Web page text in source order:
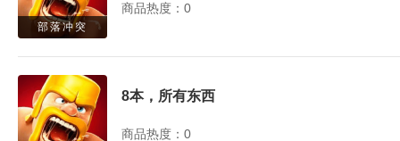
部落冲突
商品热度：0
8本，所有东西
商品热度：0